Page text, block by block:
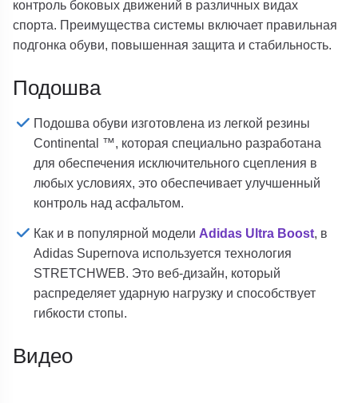
контроль боковых движений в различных видах
спорта. Преимущества системы включает правильная
подгонка обуви, повышенная защита и стабильность.
Подошва
Подошва обуви изготовлена ​​из легкой резины
Continental ™, которая специально разработана
для обеспечения исключительного сцепления в
любых условиях, это обеспечивает улучшенный
контроль над асфальтом.
Как и в популярной модели Adidas Ultra Boost, в
Adidas Supernova используется технология
STRETCHWEB. Это веб-дизайн, который
распределяет ударную нагрузку и способствует
гибкости стопы.
Видео